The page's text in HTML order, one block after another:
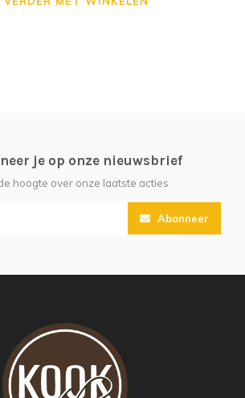
je op onze nieuwsbrief
hoogte over onze laatste acties
Abonneer